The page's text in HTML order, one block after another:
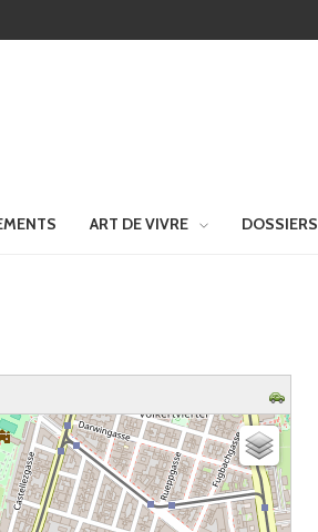
ART DE VIVRE DOSSIERS